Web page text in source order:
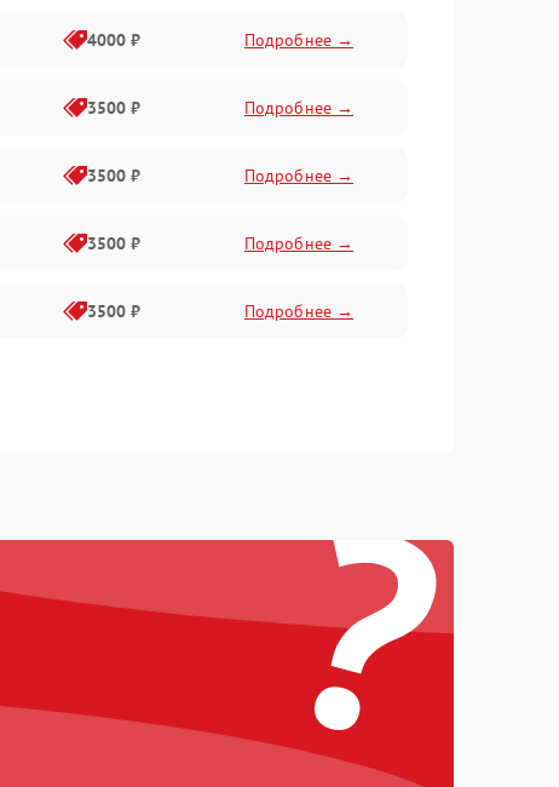
4000 ₽ Подробнее →
3500 ₽ Подробнее →
3500 ₽ Подробнее →
3500 ₽ Подробнее →
3500 ₽ Подробнее →
?